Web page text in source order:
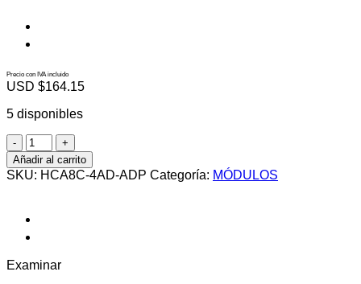
Precio con IVA incluido
USD $164.15
5 disponibles
HCA8C-
4AD-
ADP
cantidad
Añadir al carrito
SKU: HCA8C-4AD-ADP Categoría: MÓDULOS
Examinar